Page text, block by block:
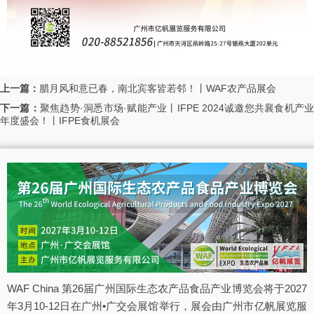
上一篇： 腊月风和意已春，南北宾客皆若邻！丨WAF农产品展会
下一篇： 聚焦趋势·洞悉市场·赋能产业丨IFPE 2024诚邀您共襄食机产业
年度盛会！丨IFPE食机展会
WAF China 第26届广州国际生态农产品食品产业博览会将于2027
年3月10-12日在广州•广交会展馆举行，展会由广州市亿帆展览服